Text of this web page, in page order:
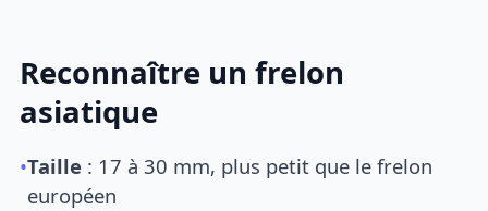
Reconnaître un frelon
asiatique
•Taille : 17 à 30 mm, plus petit que le frelon
européen